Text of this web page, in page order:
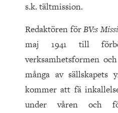
s.k. tältmission.
Redaktören förBV:s
maj 1941 till
verksamhetsformen
många av sällskapets
kommer att fä
under våren och